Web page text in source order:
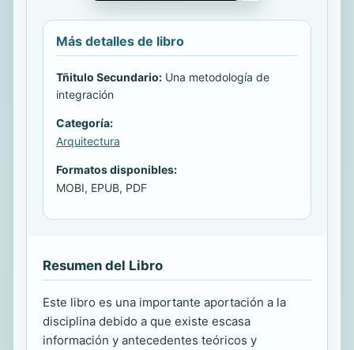
Más detalles de libro
Tñitulo Secundario: Una metodología de
integración
Categoría:
Arquitectura
Formatos disponibles:
MOBI, EPUB, PDF
Resumen del Libro
Este libro es una importante aportación a la
disciplina debido a que existe escasa
información y antecedentes teóricos y